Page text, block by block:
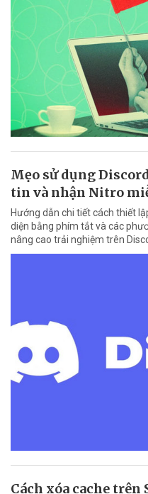
Mẹo sử dụng
tin và nhận Nitro
Hướng dẫn chi tiết cách thiết
diện bằng phím tắt và các
nâng cao trải nghiệm trên
Cách xóa cache trên